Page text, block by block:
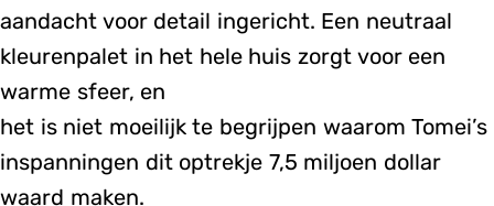
aandacht voor detail ingericht. Een neutraal
kleurenpalet in het hele huis zorgt voor een
warme sfeer, en
het is niet moeilijk te begrijpen waarom Tomei’s
inspanningen dit optrekje 7,5 miljoen dollar
waard maken.